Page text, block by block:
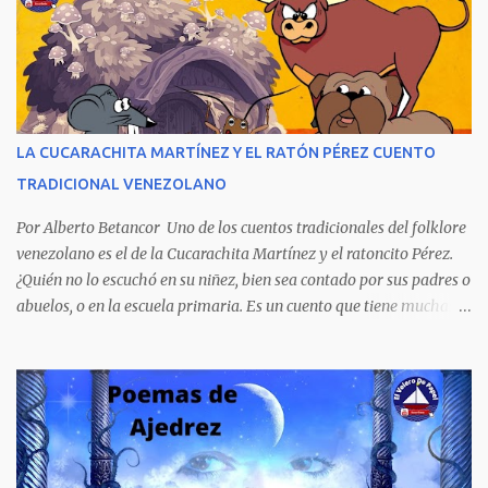
novela publicada en 1978 se transformó en un autentico Bestseller
venezolano al vender rápidamente tres ediciones por su
extraordinario contenido y detalla, cambiando los nombres de los
personajes, cuatro crímenes que conmocionaron a la sociedad
venezolana y cuyos presuntos autores quedaron en libertad, pese a
tener la policía pruebas e indicios suficientes de culpabilidad. La
porque refleja los males del poder judicial y de la sociedad
venezolana, tráfico...
LA CUCARACHITA MARTÍNEZ Y EL RATÓN PÉREZ CUENTO
TRADICIONAL VENEZOLANO
Por Alberto Betancor Uno de los cuentos tradicionales del folklore
venezolano es el de la Cucarachita Martínez y el ratoncito Pérez.
¿Quién no lo escuchó en su niñez, bien sea contado por sus padres o
abuelos, o en la escuela primaria. Es un cuento que tiene muchas
hablaban, hace mucho, mucho tiempo, una Cucarachita llamada
Martínez que estaba barriendo el zaguán (porche) de su casa,
cuando vio algo que brillaba, se sorprendió y se emocionó al ver lo
que veían sus ojos, era un mediecito (moneda de cinco céntimos).